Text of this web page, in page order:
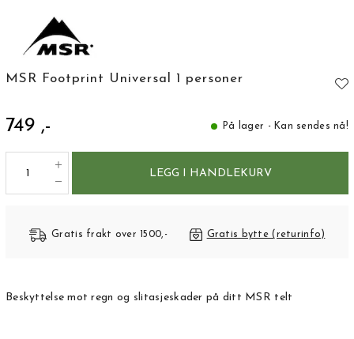
MSR Footprint Universal 1 personer
749 ,- På lager - Kan sendes nå!
LEGG I HANDLEKURV
Gratis frakt over 1500,- Gratis bytte (returinfo)
Beskyttelse mot regn og slitasjeskader på ditt MSR telt